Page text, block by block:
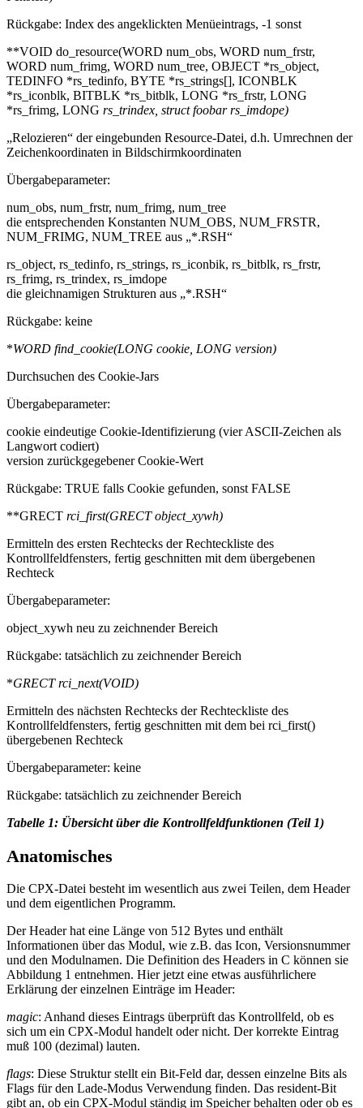
Rückgabe: Index des angeklickten Menüeintrags, -1 sonst
**VOID do_resource(WORD num_obs, WORD num_frstr,
WORD num_frimg, WORD num_tree, OBJECT *rs_object,
TEDINFO *rs_tedinfo, BYTE *rs_strings[], ICONBLK
*rs_iconblk, BITBLK *rs_bitblk, LONG *rs_frstr, LONG
*rs_frimg, LONG rs_trindex, struct foobarrs_imdope)
„Relozieren“ der eingebunden Resource-Datei, d.h. Umrechnen der
Zeichenkoordinaten in Bildschirmkoordinaten
Übergabeparameter:
num_obs, num_frstr, num_frimg, num_tree
die entsprechenden Konstanten NUM_OBS, NUM_FRSTR,
NUM_FRIMG, NUM_TREE aus „*.RSH“
rs_object, rs_tedinfo, rs_strings, rs_iconbik, rs_bitblk, rs_frstr,
rs_frimg, rs_trindex, rs_imdope
die gleichnamigen Strukturen aus „*.RSH“
Rückgabe: keine
*WORD find_cookie(LONG cookie, LONG version)
Durchsuchen des Cookie-Jars
Übergabeparameter:
cookie eindeutige Cookie-Identifizierung (vier ASCII-Zeichen als
Langwort codiert)
version zurückgegebener Cookie-Wert
Rückgabe: TRUE falls Cookie gefunden, sonst FALSE
**GRECT rci_first(GRECTobject_xywh)
Ermitteln des ersten Rechtecks der Rechteckliste des
Kontrollfeldfensters, fertig geschnitten mit dem übergebenen
Rechteck
Übergabeparameter:
object_xywh neu zu zeichnender Bereich
Rückgabe: tatsächlich zu zeichnender Bereich
*GRECTrci_next(VOID)
Ermitteln des nächsten Rechtecks der Rechteckliste des
Kontrollfeldfensters, fertig geschnitten mit dem bei rci_first()
übergebenen Rechteck
Übergabeparameter: keine
Rückgabe: tatsächlich zu zeichnender Bereich
Tabelle 1: Übersicht über die Kontrollfeldfunktionen (Teil 1)
Anatomisches
Die CPX-Datei besteht im wesentlich aus zwei Teilen, dem Header
und dem eigentlichen Programm.
Der Header hat eine Länge von 512 Bytes und enthält
Informationen über das Modul, wie z.B. das Icon, Versionsnummer
und den Modulnamen. Die Definition des Headers in C können sie
Abbildung 1 entnehmen. Hier jetzt eine etwas ausführlichere
Erklärung der einzelnen Einträge im Header:
magic: Anhand dieses Eintrags überprüft das Kontrollfeld, ob es
sich um ein CPX-Modul handelt oder nicht. Der korrekte Eintrag
muß 100 (dezimal) lauten.
flags: Diese Struktur stellt ein Bit-Feld dar, dessen einzelne Bits als
Flags für den Lade-Modus Verwendung finden. Das resident-Bit
gibt an, ob ein CPX-Modul ständig im Speicher behalten oder ob es